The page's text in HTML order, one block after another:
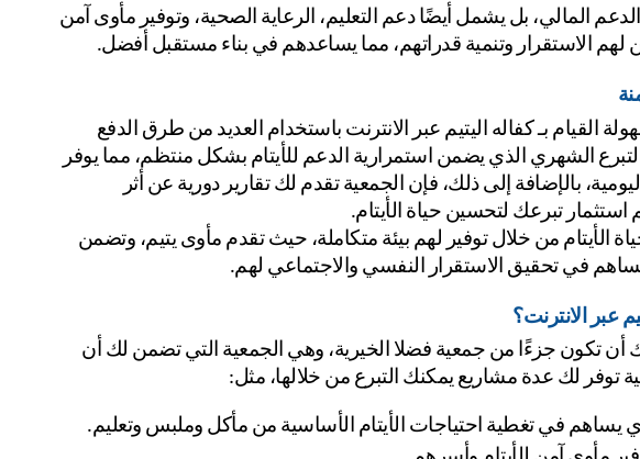
لهم الاستقرار وتنمية قدراتهم، مما يساعدهم في بناء مستقبل أفضل.
تبرعك لتحسين حياة الأيتام.
في تحقيق الاستقرار النفسي والاجتماعي لهم.
عبر الانترنت؟
توفر لك عدة مشاريع يمكنك التبرع من خلالها، مثل:
يساهم في تغطية احتياجات الأيتام الأساسية من مأكل وملبس وتعليم.